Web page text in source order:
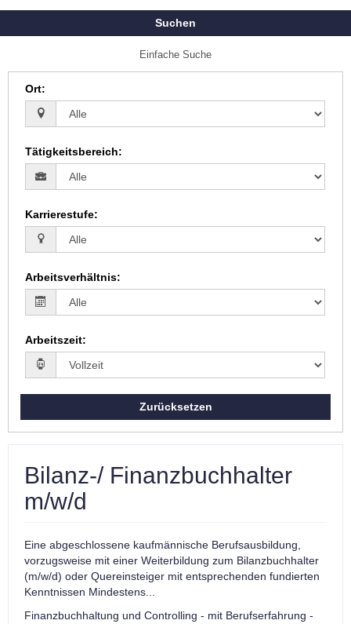
Suchen
Einfache Suche
Ort:
Tätigkeitsbereich:
Karrierestufe:
Arbeitsverhältnis:
Arbeitszeit:
Zurücksetzen
Bilanz-/ Finanzbuchhalter
m/w/d
Eine abgeschlossene kaufmännische Berufsausbildung,
vorzugsweise mit einer Weiterbildung zum Bilanzbuchhalter
(m/w/d) oder Quereinsteiger mit entsprechenden fundierten
Kenntnissen Mindestens...
Finanzbuchhaltung und Controlling - mit Berufserfahrung -